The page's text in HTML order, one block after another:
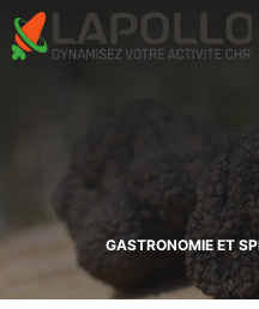
Aller
au
contenu
GASTRONOMIE ET